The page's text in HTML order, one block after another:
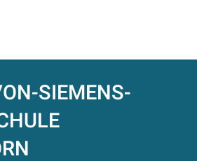
SIEMENS-